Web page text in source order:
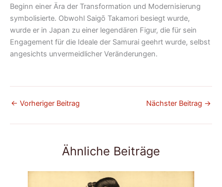
Beginn einer Ära der Transformation und Modernisierung
symbolisierte. Obwohl Saigō Takamori besiegt wurde,
wurde er in Japan zu einer legendären Figur, die für sein
Engagement für die Ideale der Samurai geehrt wurde, selbst
angesichts unvermeidlicher Veränderungen.
← Vorheriger Beitrag Nächster Beitrag →
Ähnliche Beiträge